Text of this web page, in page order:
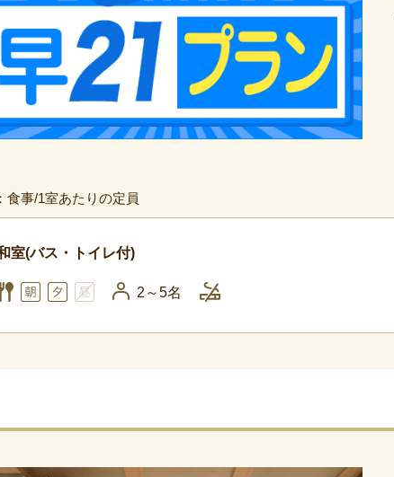
食事/1室あたりの定員
室(バス・トイレ付)
2～5名